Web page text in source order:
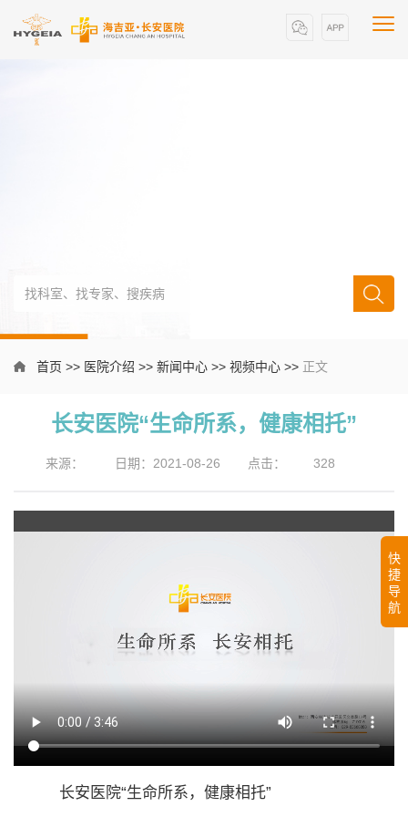
首页 >> 医院介绍 >> 新闻中心 >> 视频中心 >> 正文
长安医院“生命所系，健康相托”
来源： 日期：2021-08-26 点击： 328
长安医院“生命所系，健康相托”
快
捷
导
航